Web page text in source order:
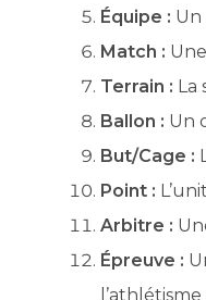
Équipe : Un
Match :
Terrain : La
Ballon : Un
But/Cage :
Point :
Arbitre :
Épreuve :